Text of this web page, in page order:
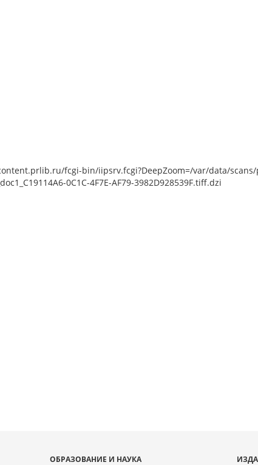
fcgi-bin/iipsrv.fcgi?DeepZoom=/var/data/scans/
0C1C-4F7E-AF79-3982D928539F.tiff.dzi
ОБРАЗОВАНИЕ И НАУКА